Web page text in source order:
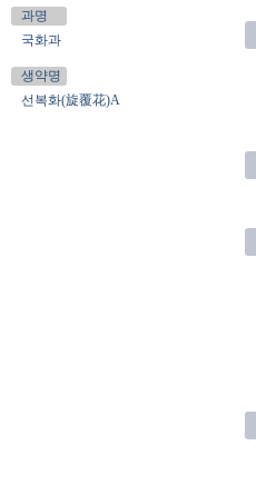
과명
국화과
생약명
선복화(旋覆花)A